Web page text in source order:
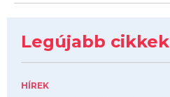
Legújabb cikkek
HÍREK